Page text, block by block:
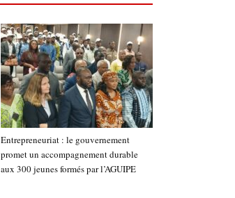
Entrepreneuriat : le gouvernement
promet un accompagnement durable
aux 300 jeunes formés par l’AGUIPE